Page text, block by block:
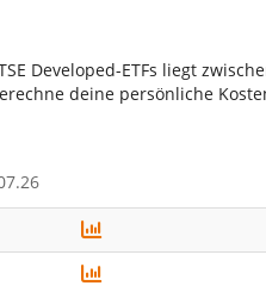
Developed-ETFs liegt
deine persönliche